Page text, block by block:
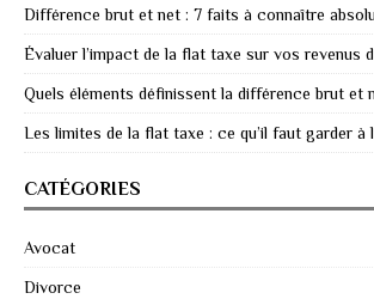
Différence brut et net : 7 faits à connaître
Évaluer l’impact de la flat taxe sur vos revenus
Quels éléments définissent la différence brut et
Les limites de la flat taxe : ce qu’il faut garder à
CATÉGORIES
Avocat
Divorce